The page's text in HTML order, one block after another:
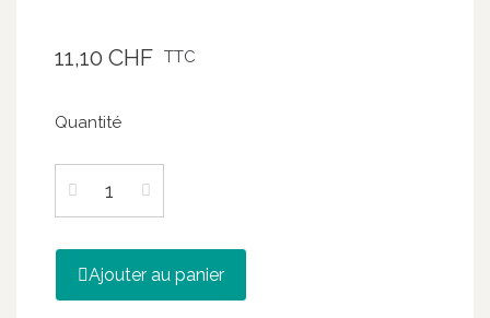
11,10 CHF TTC
Quantité
Ajouter au panier